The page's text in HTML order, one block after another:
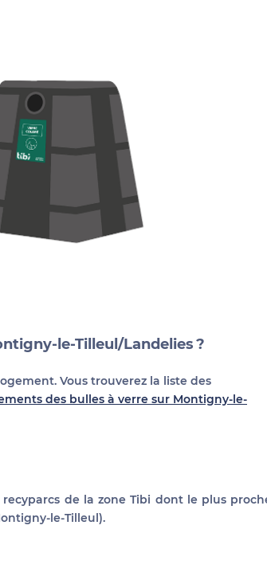
le-Tilleul/Landelies ?
Vous trouverez la liste des
des bulles à verre sur Montigny-le-
de la zone Tibi dont le plus
le-Tilleul).